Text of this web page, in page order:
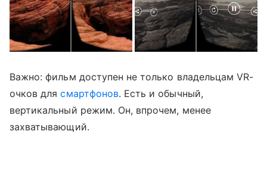
Важно: фильм доступен не только владельцам VR-
очков длясмартфонов. Есть и обычный,
вертикальный режим. Он, впрочем, менее
захватывающий.